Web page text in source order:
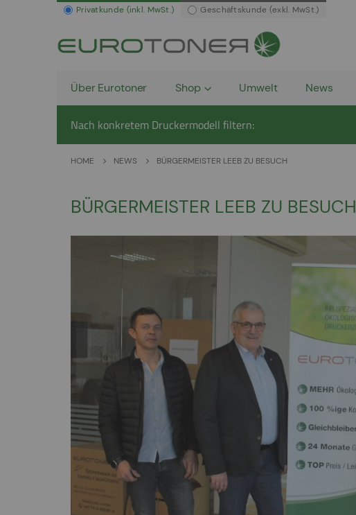
Privatkunde (inkl. MwSt.) Geschäftskunde (exkl. MwSt.)
Über Eurotoner Shop Umwelt News
Nach konkretem Druckermodell filtern:
HOME NEWS BÜRGERMEISTER LEEB ZU BESUCH
BÜRGERMEISTER LEEB ZU BESUCH